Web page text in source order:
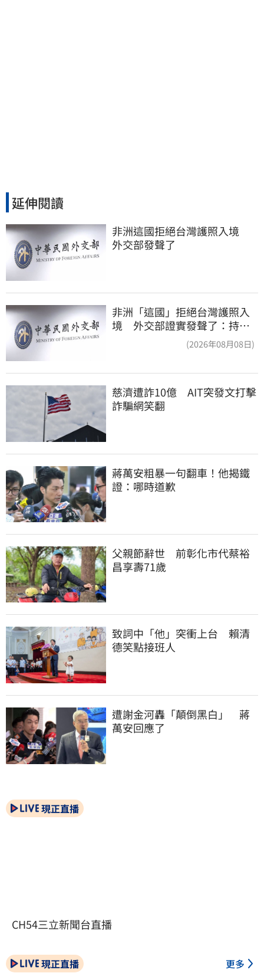
延伸閱讀
非洲這國拒絕台灣護照入境
外交部發聲了
非洲「這國」拒絕台灣護照入
境 外交部證實發聲了：持續
(2026年08月08日)
慈濟遭詐10億　AIT突發文打擊
詐騙網笑翻
蔣萬安粗暴一句翻車！他揭鐵
證：哪時道歉
父親節辭世　前彰化市代蔡裕
昌享壽71歲
致詞中「他」突衝上台　賴清
德笑點接班人
遭謝金河轟「顛倒黑白」　蔣
萬安回應了
現正直播
CH54三立新聞台直播
現正直播 更多